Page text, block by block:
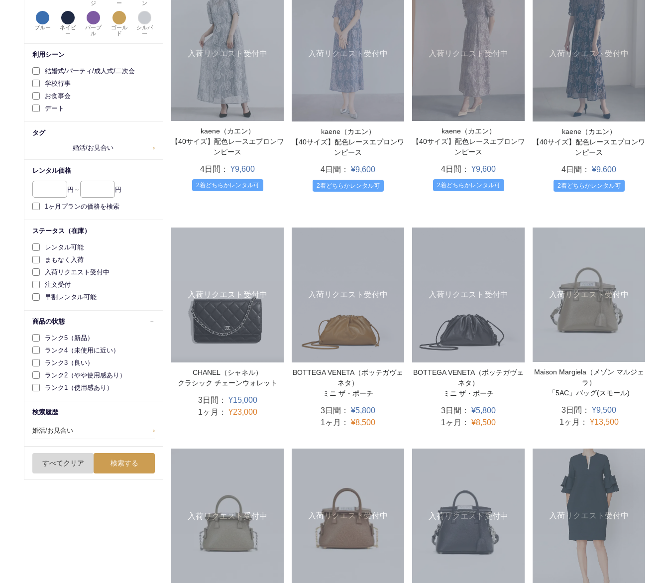
ジ
ー
ン
ブルー
ネイビ
ー
パープ
ル
ゴール
ド
シルバ
ー
利用シーン
結婚式/パーティ/成人式/二次会
学校行事
お食事会
デート
タグ
婚活/お見合い
›
レンタル価格
円 ～ 円
1ヶ月プランの価格を検索
ステータス（在庫）
レンタル可能
まもなく入荷
入荷リクエスト受付中
注文受付
早割レンタル可能
商品の状態
ランク5（新品）
ランク4（未使用に近い）
ランク3（良い）
ランク2（やや使用感あり）
ランク1（使用感あり）
検索履歴
婚活/お見合い ›
すべてクリア 検索する
入荷リクエスト受付中
kaene（カエン）
【40サイズ】配色レースエプロンワ
ンピース
4日間： ¥9,600
2着どちらかレンタル可
入荷リクエスト受付中
kaene（カエン）
【40サイズ】配色レースエプロンワ
ンピース
4日間： ¥9,600
2着どちらかレンタル可
入荷リクエスト受付中
kaene（カエン）
【40サイズ】配色レースエプロンワ
ンピース
4日間： ¥9,600
2着どちらかレンタル可
入荷リクエスト受付中
kaene（カエン）
【40サイズ】配色レースエプロンワ
ンピース
4日間： ¥9,600
2着どちらかレンタル可
入荷リクエスト受付中
CHANEL（シャネル）
クラシック チェーンウォレット
3日間： ¥15,000
1ヶ月： ¥23,000
入荷リクエスト受付中
BOTTEGA VENETA（ボッテガヴェ
ネタ）
ミニ ザ・ポーチ
3日間： ¥5,800
1ヶ月： ¥8,500
入荷リクエスト受付中
BOTTEGA VENETA（ボッテガヴェ
ネタ）
ミニ ザ・ポーチ
3日間： ¥5,800
1ヶ月： ¥8,500
入荷リクエスト受付中
Maison Margiela（メゾン マルジェ
ラ）
「5AC」バッグ(スモール)
3日間： ¥9,500
1ヶ月： ¥13,500
入荷リクエスト受付中 入荷リクエスト受付中 入荷リクエスト受付中 入荷リクエスト受付中